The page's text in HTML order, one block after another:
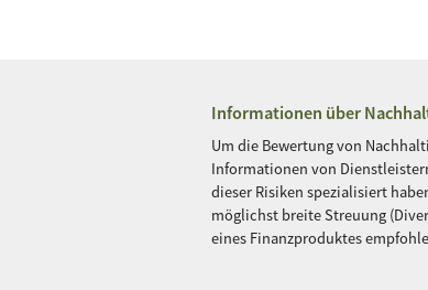
Informationen über
Um die Bewertung von
Informationen von
dieser Risiken spezialisiert
möglichst breite Streuung
eines Finanzproduktes